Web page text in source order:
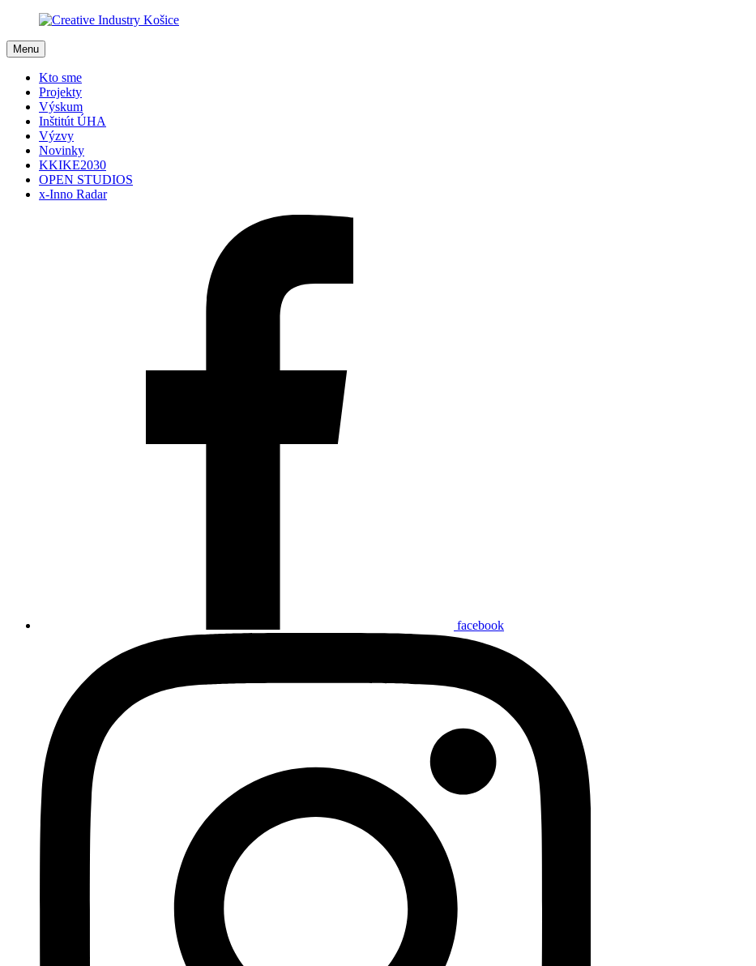
Menu
Kto sme
Projekty
Výskum
Inštitút ÚHA
Výzvy
Novinky
KKIKE2030
OPEN STUDIOS
x-Inno Radar
facebook